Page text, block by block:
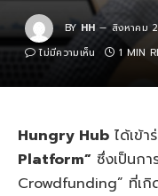
BY HH สิงหาคม
ไม่มีความเห็น
1 MIN
Hungry Hub ได้เข้
Platform” ซึ่งเป็นก
Crowdfunding” ที่เ